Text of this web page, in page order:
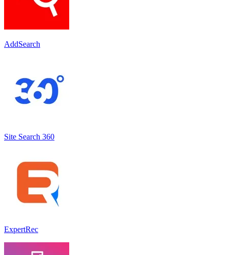
AddSearch
Site Search 360
ExpertRec